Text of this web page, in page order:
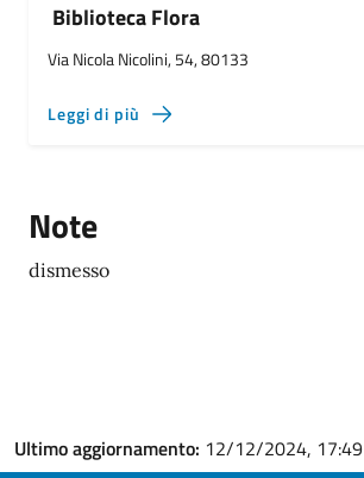
Biblioteca Flora
Via Nicola Nicolini, 54, 80133
Leggi di più
Note
dismesso
Ultimo aggiornamento: 12/12/2024, 17:49